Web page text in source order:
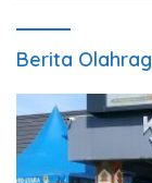
Berita